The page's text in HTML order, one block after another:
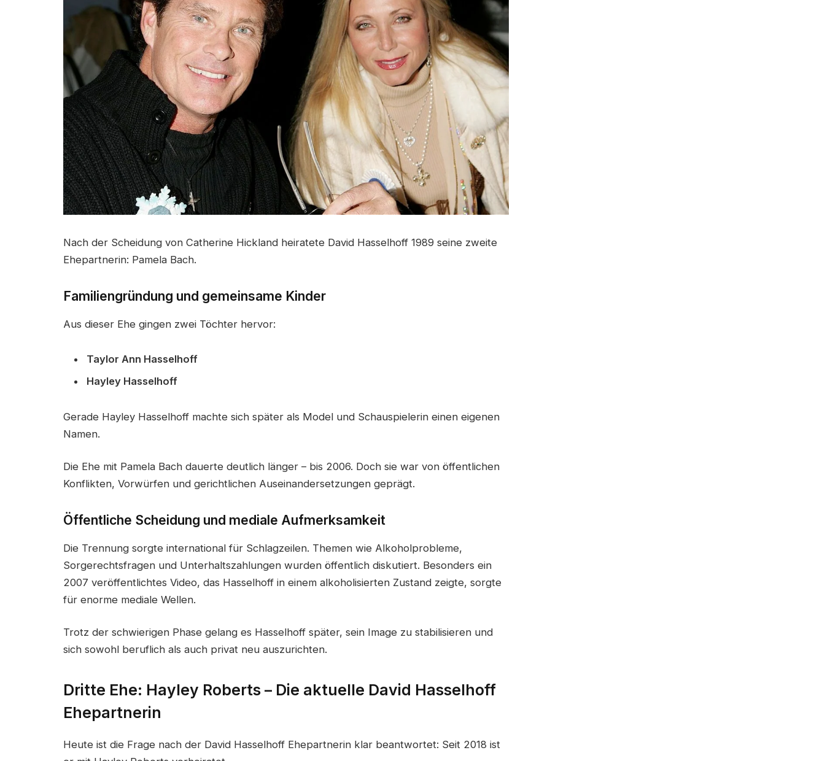
Nach der Scheidung von Catherine Hickland heiratete David Hasselhoff 1989 seine zweite
Ehepartnerin: Pamela Bach.
Familiengründung und gemeinsame Kinder
Aus dieser Ehe gingen zwei Töchter hervor:
Taylor Ann Hasselhoff
Hayley Hasselhoff
Gerade Hayley Hasselhoff machte sich später als Model und Schauspielerin einen eigenen
Namen.
Die Ehe mit Pamela Bach dauerte deutlich länger – bis 2006. Doch sie war von öffentlichen
Konflikten, Vorwürfen und gerichtlichen Auseinandersetzungen geprägt.
Öffentliche Scheidung und mediale Aufmerksamkeit
Die Trennung sorgte international für Schlagzeilen. Themen wie Alkoholprobleme,
Sorgerechtsfragen und Unterhaltszahlungen wurden öffentlich diskutiert. Besonders ein
2007 veröffentlichtes Video, das Hasselhoff in einem alkoholisierten Zustand zeigte, sorgte
für enorme mediale Wellen.
Trotz der schwierigen Phase gelang es Hasselhoff später, sein Image zu stabilisieren und
sich sowohl beruflich als auch privat neu auszurichten.
Dritte Ehe: Hayley Roberts – Die aktuelle David Hasselhoff
Ehepartnerin
Heute ist die Frage nach der David Hasselhoff Ehepartnerin klar beantwortet: Seit 2018 ist